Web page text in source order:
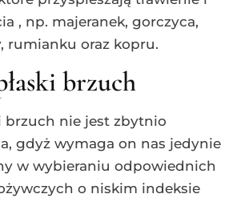
, np. majeranek, gorczyca,
rumianku oraz kopru.
brzuch
brzuch nie jest zbytnio
gdyż wymaga on nas jedynie
w wybieraniu odpowiednich
o niskim indeksie